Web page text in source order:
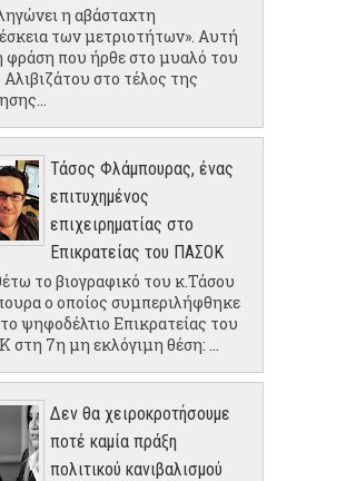
η αβάσταχτη
των μετριοτήτων». Αυτή
φράση που ήρθε στο μυαλό του
στο τέλος της
Τάσος Φλάμπουρας, ένας
επιτυχημένος
επιχειρηματίας στο
Επικρατείας του ΠΑΣΟΚ
το βιογραφικό του κ.Τάσου
ο οποίος συμπεριλήφθηκε
ψηφοδέλτιο Επικρατείας του
7η μη εκλόγιμη θέση: ...
Δεν θα χειροκροτήσουμε
ποτέ καμία πράξη
πολιτικού κανιβαλισμού